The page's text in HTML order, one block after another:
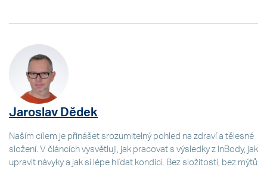
Jaroslav Dědek
Naším cílem je přinášet srozumitelný pohled na zdraví a tělesné
složení. V článcích vysvětluji, jak pracovat s výsledky z InBody, jak
upravit návyky a jak si lépe hlídat kondici. Bez složitostí, bez mýtů